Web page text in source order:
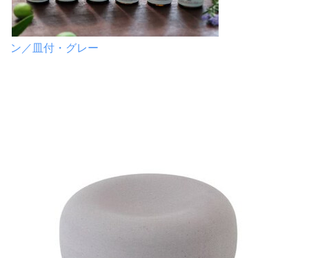
ン／皿付・グレー